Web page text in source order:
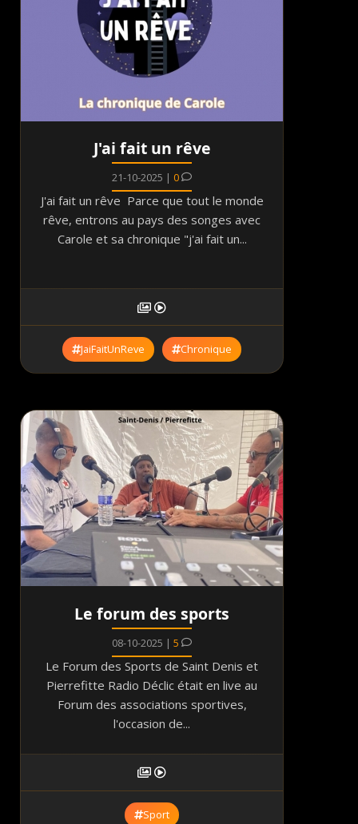
J'ai fait un rêve
21-10-2025 | 0
J'ai fait un rêve Parce que tout le monde
rêve, entrons au pays des songes avec
Carole et sa chronique "j'ai fait un...
JaiFaitUnReve Chronique
Le forum des sports
08-10-2025 | 5
Le Forum des Sports de Saint Denis et
Pierrefitte Radio Déclic était en live au
Forum des associations sportives,
l'occasion de...
Sport